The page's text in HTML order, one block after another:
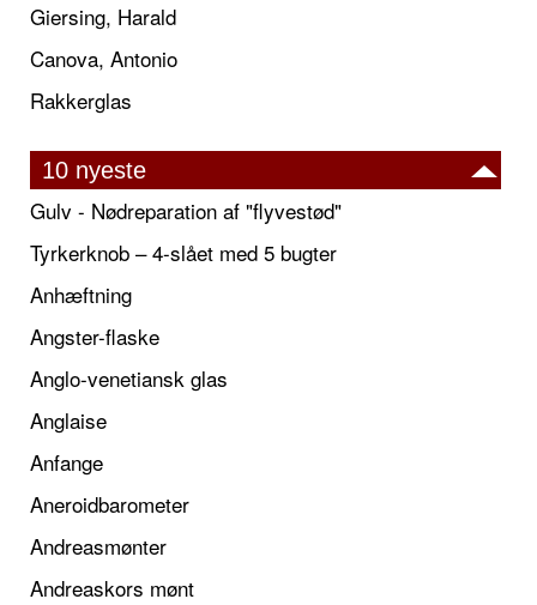
Giersing, Harald
Canova, Antonio
Rakkerglas
10 nyeste
Gulv - Nødreparation af "flyvestød"
Tyrkerknob – 4-slået med 5 bugter
Anhæftning
Angster-flaske
Anglo-venetiansk glas
Anglaise
Anfange
Aneroidbarometer
Andreasmønter
Andreaskors mønt